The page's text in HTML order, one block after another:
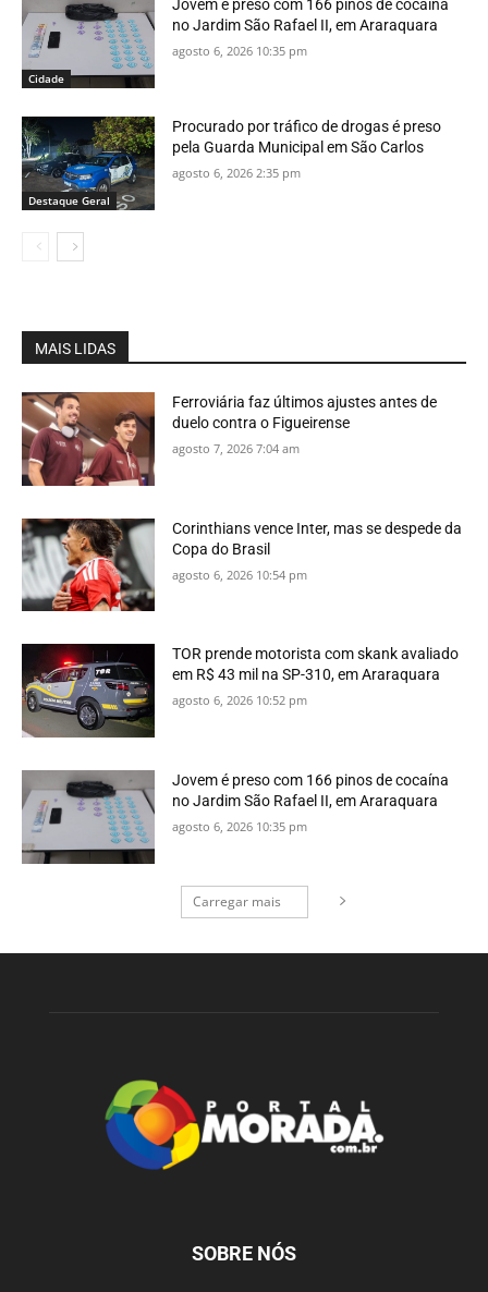
Cidade
Jovem é preso com 166 pinos de cocaína
no Jardim São Rafael II, em Araraquara
agosto 6, 2026 10:35 pm
Destaque Geral
Procurado por tráfico de drogas é preso
pela Guarda Municipal em São Carlos
agosto 6, 2026 2:35 pm
MAIS LIDAS
Ferroviária faz últimos ajustes antes de
duelo contra o Figueirense
agosto 7, 2026 7:04 am
Corinthians vence Inter, mas se despede da
Copa do Brasil
agosto 6, 2026 10:54 pm
TOR prende motorista com skank avaliado
em R$ 43 mil na SP-310, em Araraquara
agosto 6, 2026 10:52 pm
Jovem é preso com 166 pinos de cocaína
no Jardim São Rafael II, em Araraquara
agosto 6, 2026 10:35 pm
Carregar mais
SOBRE NÓS